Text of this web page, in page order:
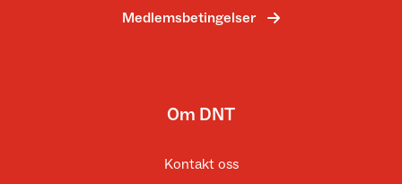
Medlemsbetingelser
Om DNT
Kontakt oss